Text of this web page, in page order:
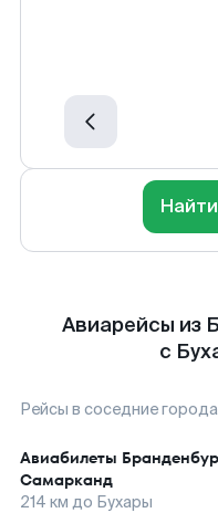
Авиарейсы из
с
Рейсы в соседние города
Авиабилеты
Самарканд
214 км до Бухары